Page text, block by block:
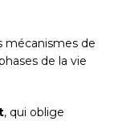
mécanismes de
de la vie
, qui oblige